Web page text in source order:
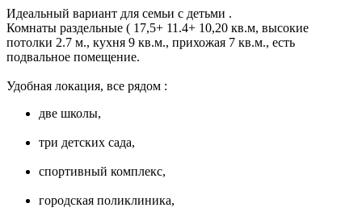
Идеальный вариант для семьи с детьми .
Комнаты раздельные ( 17,5+ 11.4+ 10,20 кв.м, высокие
потолки 2.7 м., кухня 9 кв.м., прихожая 7 кв.м., есть
подвальное помещение.
Удобная локация, все рядом :
две школы,
три детских сада,
спортивный комплекс,
городская поликлиника,